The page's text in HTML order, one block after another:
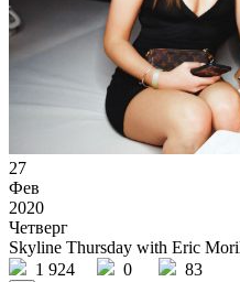
27
Фев
2020
Четверг
Skyline Thursday with Eric
1 924
0 83